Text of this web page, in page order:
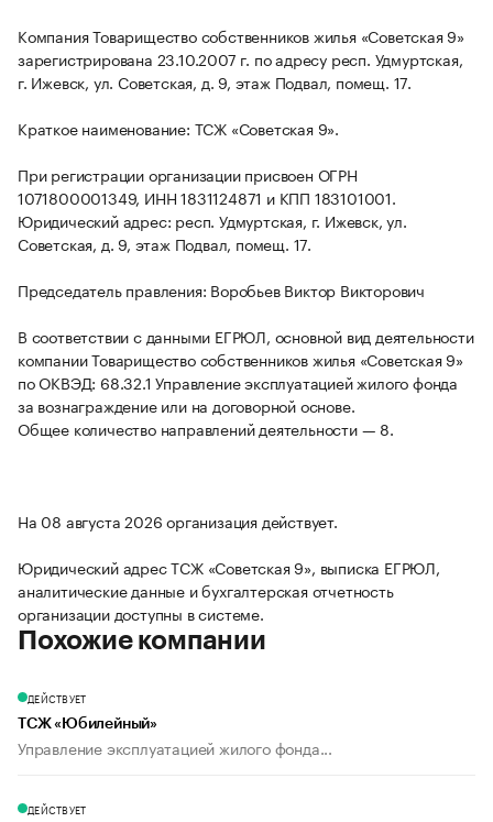
Компания Товарищество собственников жилья «Советская 9»
зарегистрирована 23.10.2007 г. по адресу респ. Удмуртская,
г. Ижевск, ул. Советская, д. 9, этаж Подвал, помещ. 17.
Краткое наименование: ТСЖ «Советская 9».
При регистрации организации присвоен ОГРН
1071800001349, ИНН 1831124871 и КПП 183101001.
Юридический адрес: респ. Удмуртская, г. Ижевск, ул.
Советская, д. 9, этаж Подвал, помещ. 17.
Председатель правления: Воробьев Виктор Викторович
В соответствии с данными ЕГРЮЛ, основной вид деятельности
компании Товарищество собственников жилья «Советская 9»
по ОКВЭД: 68.32.1 Управление эксплуатацией жилого фонда
за вознаграждение или на договорной основе.
Общее количество направлений деятельности — 8.
На 08 августа 2026 организация действует.
Юридический адрес ТСЖ «Советская 9», выписка ЕГРЮЛ,
аналитические данные и бухгалтерская отчетность
организации доступны в системе.
Похожие компании
ДЕЙСТВУЕТ
ТСЖ «Юбилейный»
Управление эксплуатацией жилого фонда...
ДЕЙСТВУЕТ